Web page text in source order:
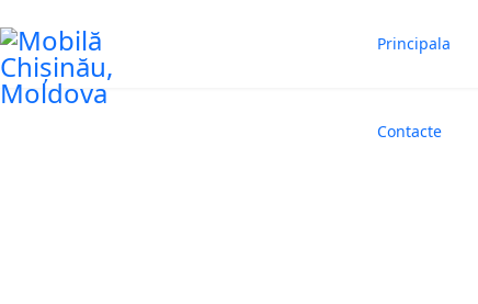
Principala
Contacte
Vânzarea MDF șponat